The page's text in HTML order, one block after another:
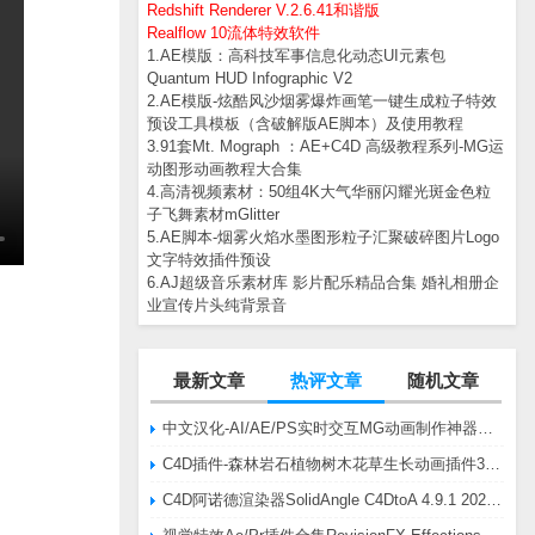
Redshift Renderer V.2.6.41和谐版
Realflow 10流体特效软件
1.AE模版：高科技军事信息化动态UI元素包
Quantum HUD Infographic V2
2.AE模版-炫酷风沙烟雾爆炸画笔一键生成粒子特效
预设工具模板（含破解版AE脚本）及使用教程
3.91套Mt. Mograph ：AE+C4D 高级教程系列-MG运
动图形动画教程大合集
4.高清视频素材：50组4K大气华丽闪耀光斑金色粒
子飞舞素材mGlitter
5.AE脚本-烟雾火焰水墨图形粒子汇聚破碎图片Logo
文字特效插件预设
6.AJ超级音乐素材库 影片配乐精品合集 婚礼相册企
业宣传片头纯背景音
最新文章 热评文章 随机文章